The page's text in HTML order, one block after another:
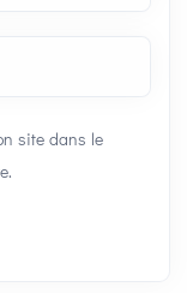
site dans le